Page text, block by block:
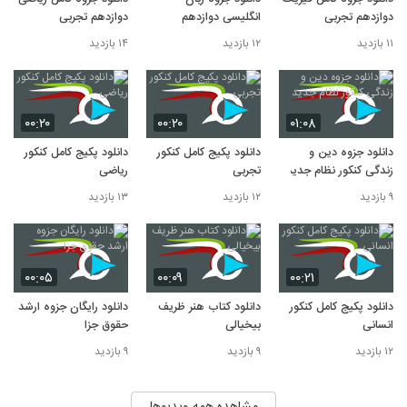
10 ۱۹ بازدید
دوازدهم تجربی
۱۱ بازدید
انگلیسی دوازدهم
۱۲ بازدید
دوازدهم تجربی
۱۴ بازدید
۰۱:۰۸
دانلود جزوه دین و
زندگی کنکور نظام جدید
۹ بازدید
۰۰:۲۰
دانلود پکیج کامل کنکور
تجربی
۱۲ بازدید
۰۰:۲۰
دانلود پکیج کامل کنکور
ریاضی
۱۳ بازدید
۰۰:۲۱
دانلود پکیج کامل کنکور
انسانی
۱۲ بازدید
۰۰:۰۹
دانلود کتاب هنر ظریف
بیخیالی
۹ بازدید
۰۰:۰۵
دانلود رایگان جزوه ارشد
حقوق جزا
۹ بازدید